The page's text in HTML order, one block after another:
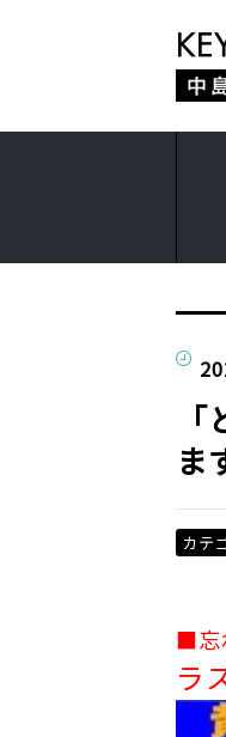
ま
カテ
■忘
ラ